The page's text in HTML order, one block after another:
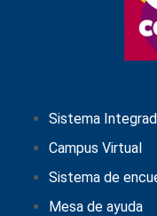
Sistema
Campus Virtual
Sistema de
Mesa de ayuda